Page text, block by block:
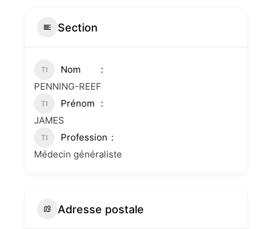
Section
Nom
PENNING-REEF
Prénom
JAMES
Profession
Médecin généraliste
Adresse postale